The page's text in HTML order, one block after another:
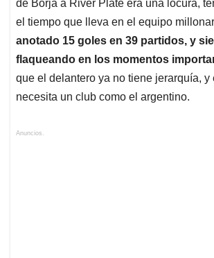
de Borja a River Plate era una locura,
el tiempo que lleva en el equipo
anotado 15 goles en 39 partidos, y
flaqueando en los momentos
que el delantero ya no tiene jerarquía, y
necesita un club como el argentino.
Anuncios.